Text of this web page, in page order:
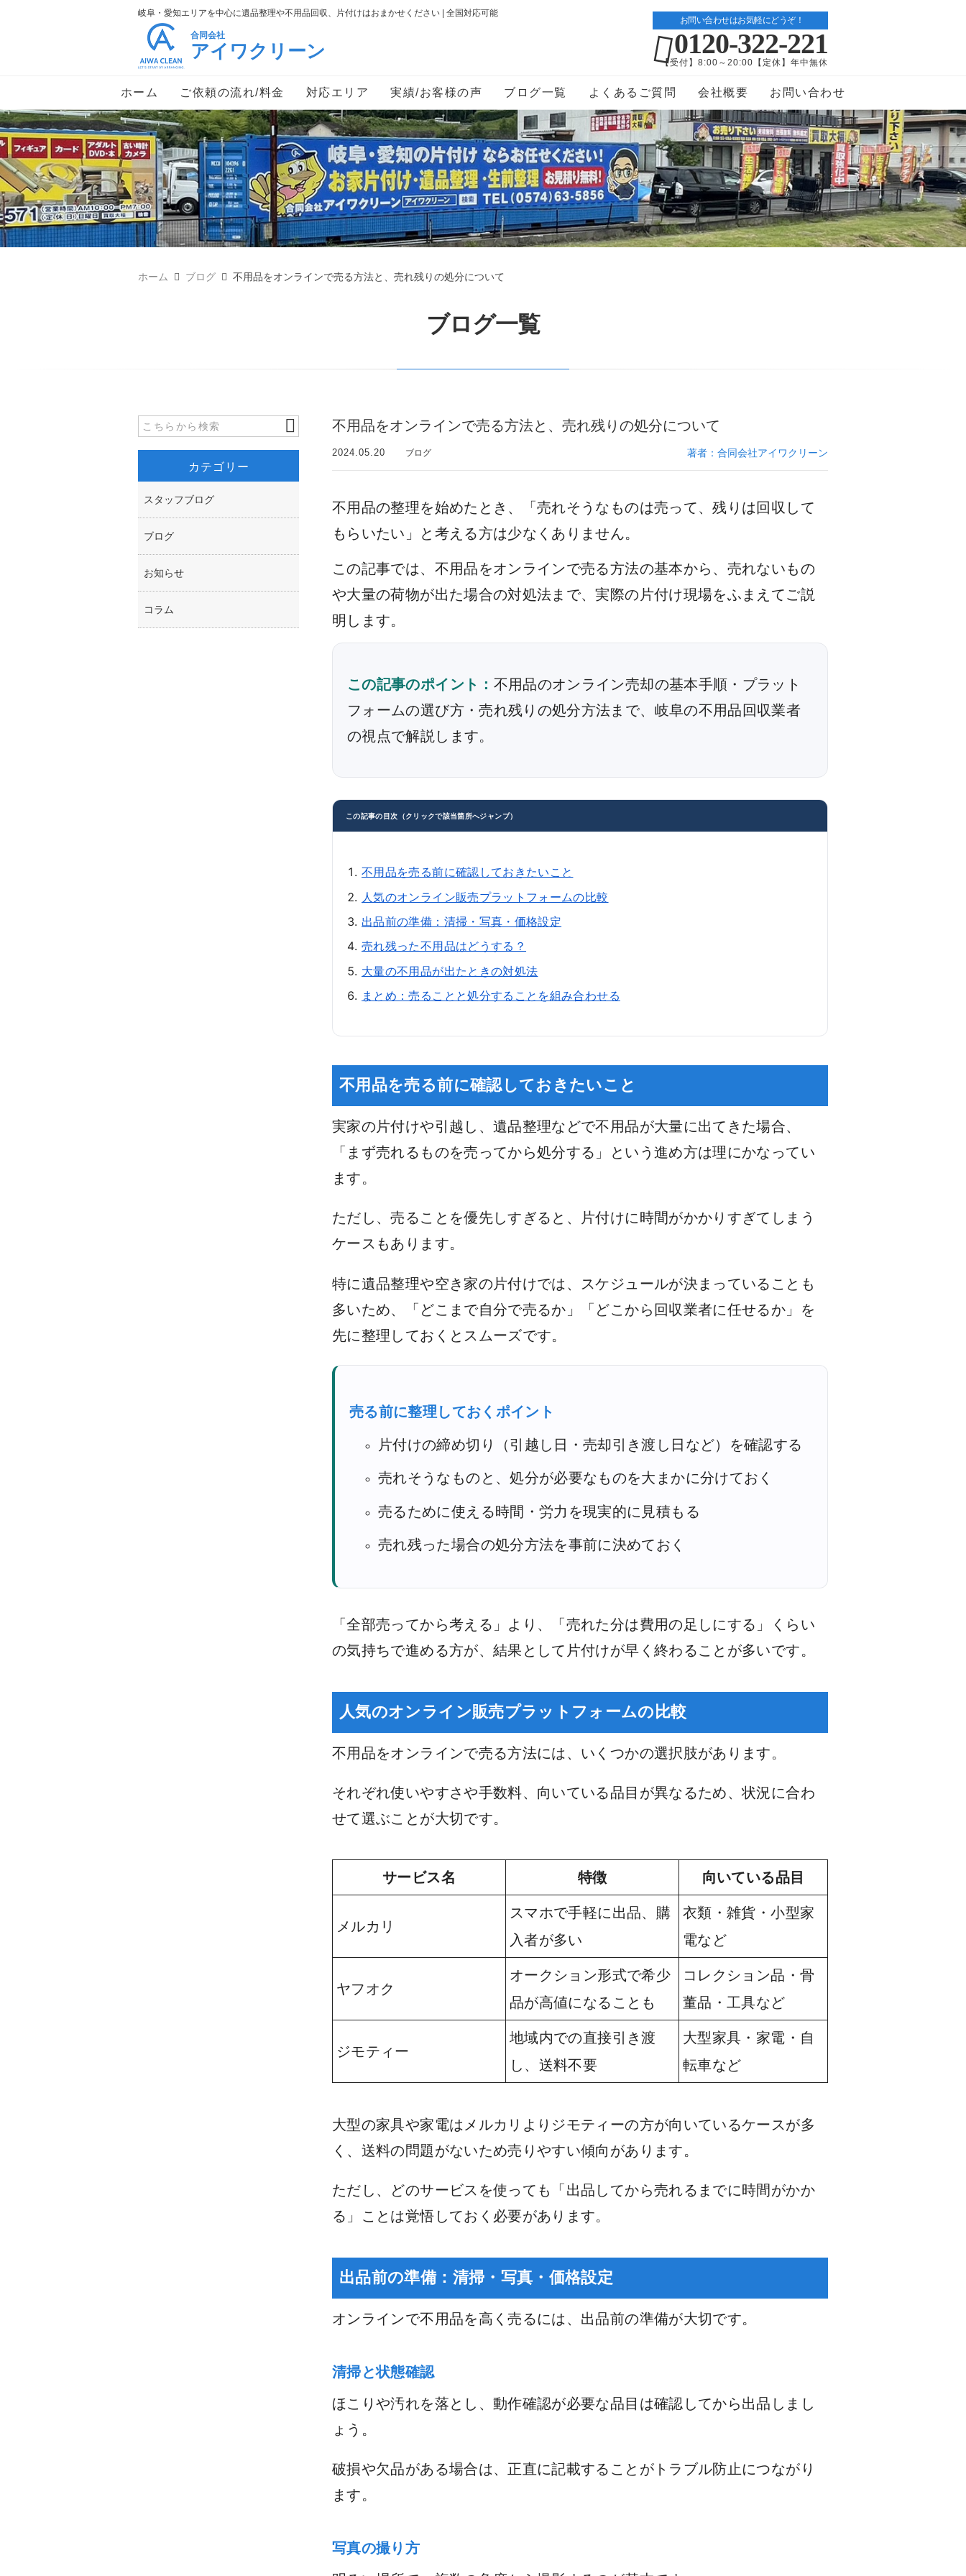
岐阜・愛知エリアを中心に遺品整理や不用品回収、片付けはおまかせください | 全国対応可能
合同会社
アイワクリーン
お問い合わせはお気軽にどうぞ！
0120-322-221
【受付】8:00～20:00【定休】年中無休
ホーム ご依頼の流れ/料金 対応エリア 実績/お客様の声 ブログ一覧 よくあるご質問 会社概要 お問い合わせ
ホーム ブログ 不用品をオンラインで売る方法と、売れ残りの処分について
ブログ一覧
不用品をオンラインで売る方法と、売れ残りの処分について
2024.05.20 ブログ 著者：合同会社アイワクリーン
不用品の整理を始めたとき、「売れそうなものは売って、残りは回収して
もらいたい」と考える方は少なくありません。
この記事では、不用品をオンラインで売る方法の基本から、売れないもの
や大量の荷物が出た場合の対処法まで、実際の片付け現場をふまえてご説
明します。
この記事のポイント： 不用品のオンライン売却の基本手順・プラット
フォームの選び方・売れ残りの処分方法まで、岐阜の不用品回収業者
の視点で解説します。
この記事の目次（クリックで該当箇所へジャンプ）
不用品を売る前に確認しておきたいこと
人気のオンライン販売プラットフォームの比較
出品前の準備：清掃・写真・価格設定
売れ残った不用品はどうする？
大量の不用品が出たときの対処法
まとめ：売ることと処分することを組み合わせる
不用品を売る前に確認しておきたいこと
実家の片付けや引越し、遺品整理などで不用品が大量に出てきた場合、
「まず売れるものを売ってから処分する」という進め方は理にかなってい
ます。
ただし、売ることを優先しすぎると、片付けに時間がかかりすぎてしまう
ケースもあります。
特に遺品整理や空き家の片付けでは、スケジュールが決まっていることも
多いため、「どこまで自分で売るか」「どこから回収業者に任せるか」を
先に整理しておくとスムーズです。
売る前に整理しておくポイント
片付けの締め切り（引越し日・売却引き渡し日など）を確認する
売れそうなものと、処分が必要なものを大まかに分けておく
売るために使える時間・労力を現実的に見積もる
売れ残った場合の処分方法を事前に決めておく
「全部売ってから考える」より、「売れた分は費用の足しにする」くらい
の気持ちで進める方が、結果として片付けが早く終わることが多いです。
人気のオンライン販売プラットフォームの比較
不用品をオンラインで売る方法には、いくつかの選択肢があります。
それぞれ使いやすさや手数料、向いている品目が異なるため、状況に合わ
せて選ぶことが大切です。
サービス名 特徴 向いている品目
メルカリ
スマホで手軽に出品、購
入者が多い
衣類・雑貨・小型家
電など
ヤフオク
オークション形式で希少
品が高値になることも
コレクション品・骨
董品・工具など
ジモティー
地域内での直接引き渡
し、送料不要
大型家具・家電・自
転車など
大型の家具や家電はメルカリよりジモティーの方が向いているケースが多
く、送料の問題がないため売りやすい傾向があります。
ただし、どのサービスを使っても「出品してから売れるまでに時間がかか
る」ことは覚悟しておく必要があります。
出品前の準備：清掃・写真・価格設定
オンラインで不用品を高く売るには、出品前の準備が大切です。
清掃と状態確認
ほこりや汚れを落とし、動作確認が必要な品目は確認してから出品しまし
ょう。
破損や欠品がある場合は、正直に記載することがトラブル防止につながり
ます。
写真の撮り方
カテゴリー
スタッフブログ
ブログ
お知らせ
コラム